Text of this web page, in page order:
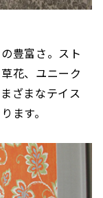
豊富さ。スト
花、ユニーク
ざまなテイス
ます。